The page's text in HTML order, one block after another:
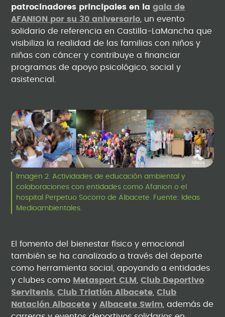
patrocinadores principales en lagala de
AFANION por su 30 aniversario , un evento
solidario de referencia en Castilla-LaMancha que
visibiliza la realidad de las familias con niños y
niñas con cáncer y contribuye a financiar
programas de apoyo psicológico, social y
asistencial.
Imagen 2. Actividades de educación ambiental y
colaboraciones con entidades como Afanion o el
hospital Perpetuo Socorro de Albacete. Fuente: Ideas
Medioambientales.
El fomento del bienestar físico y emocional
también se ha canalizado a través del deporte
como herramienta social, apoyando a entidades
y clubes como Metasport CLM,Club Deportivo
Servitenis,Club Triatlón Albacete,Club
Natación Albacete yAlbacete Swim, además de